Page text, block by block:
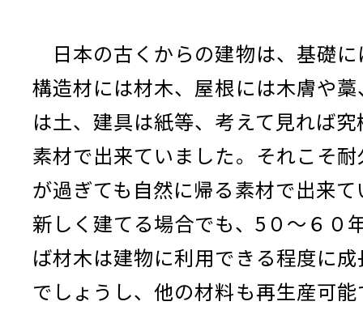
日本の古くからの建物は、基礎に
構造材には材木、屋根には木膚や
は土、建具は紙等、考えて見れば
素材で出来ていました。それこそ
が過ぎても自然に帰る素材で出来て
新しく建てる場合でも、5０～６０
ば材木は建物に利用できる程度に
でしょうし、他の材料も再生産可